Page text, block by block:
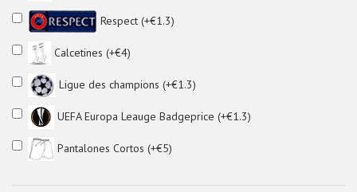
Respect (+€1.3)
Calcetines (+€4)
Ligue des champions (+€1.3)
UEFA Europa Leauge Badgeprice (+€1.3)
Pantalones Cortos (+€5)